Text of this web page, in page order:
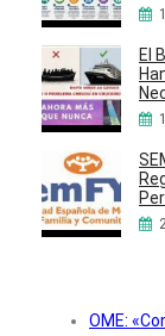
El
OME: